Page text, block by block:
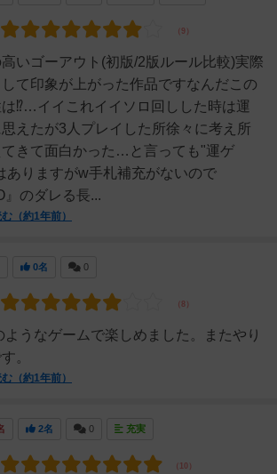
いゴーアウト(初版/2版ルール比較)実際
て印象が上がった作品ですなんだこの
⁉️…イイこれイイソロ回しした時は運
えたが3人プレイした所徐々に考え所
てきて面白かった…と言っても"運ゲ
ありますがw手札補充がないので
』のダレる長...
（約1年前）
0名 0
ようなゲームで楽しめました。またやり
。
（約1年前）
2名 0 充実